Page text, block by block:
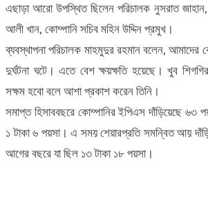
এছাড়া আরো উপস্থিত ছিলেন পরিচালক নুসরাত
আলী খান, কোম্পানি সচিব মহিন উদ্দিন প্রমুখ।
ব্যবস্থাপনা পরিচালক মাহমুদুর রহমান বলেন, আমাদের
দুর্ঘটনা ঘটে। এতে বেশ ক্ষয়ক্ষতি হয়েছে। খুব
সক্ষম হবো বলে আশা প্রকাশ করেন তিনি।
সমাপ্ত হিসাববছরে কোম্পানির ইপিএস দাঁড়িয়েছে ৬৩
১ টাকা ৬ পয়সা। এ সময় শেয়ারপ্রতি সমন্বিত আয়
আগের বছরে যা ছিল ১৩ টাকা ১৮ পয়সা।